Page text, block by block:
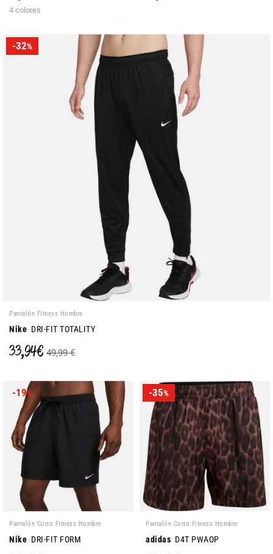
4 colores
-32%
Pantalón Fitness Hombre
Nike DRI-FIT TOTALITY
33,94 € 49,99 €
-19%
Pantalón Corto Fitness Hombre
Nike DRI-FIT FORM
-35%
Pantalón Corto Fitness Hombre
adidas D4T PWAOP